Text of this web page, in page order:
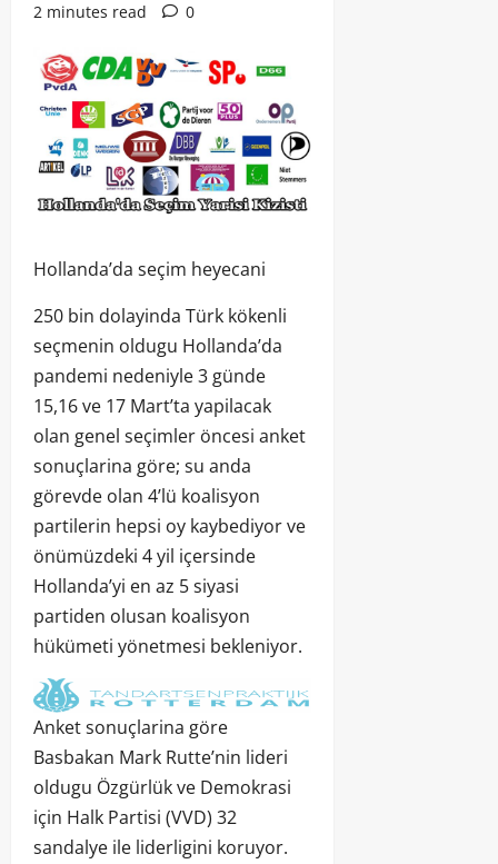
2 minutes read
0
Hollanda’da seçim heyecani
250 bin dolayinda Türk kökenli
seçmenin oldugu Hollanda’da
pandemi nedeniyle 3 günde
15,16 ve 17 Mart’ta yapilacak
olan genel seçimler öncesi anket
sonuçlarina göre; su anda
görevde olan 4’lü koalisyon
partilerin hepsi oy kaybediyor ve
önümüzdeki 4 yil içersinde
Hollanda’yi en az 5 siyasi
partiden olusan koalisyon
hükümeti yönetmesi bekleniyor.
Anket sonuçlarina göre
Basbakan Mark Rutte’nin lideri
oldugu Özgürlük ve Demokrasi
için Halk Partisi (VVD) 32
sandalye ile liderligini koruyor.